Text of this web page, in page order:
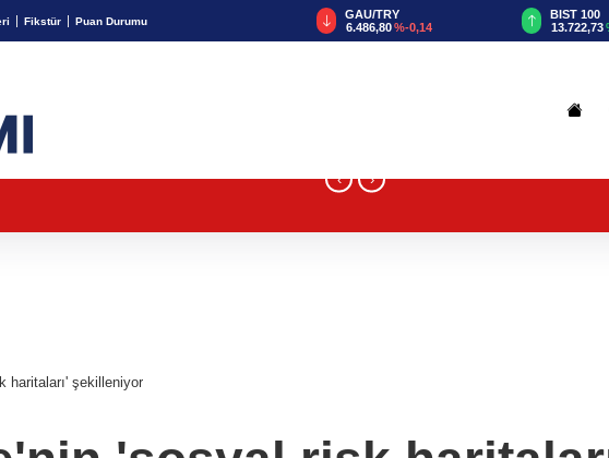
Fikstür Puan Durumu0,0018
GAU/TRY
6.486,80%-0,14
BIST 100
13.722,73
‹ ›
haritaları' şekilleniyor